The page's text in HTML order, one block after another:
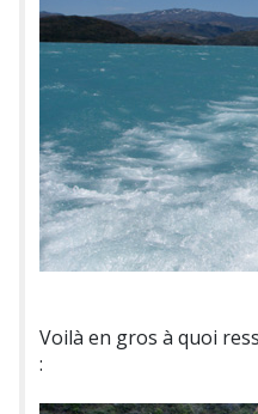
Voilà en gros à quoi
: